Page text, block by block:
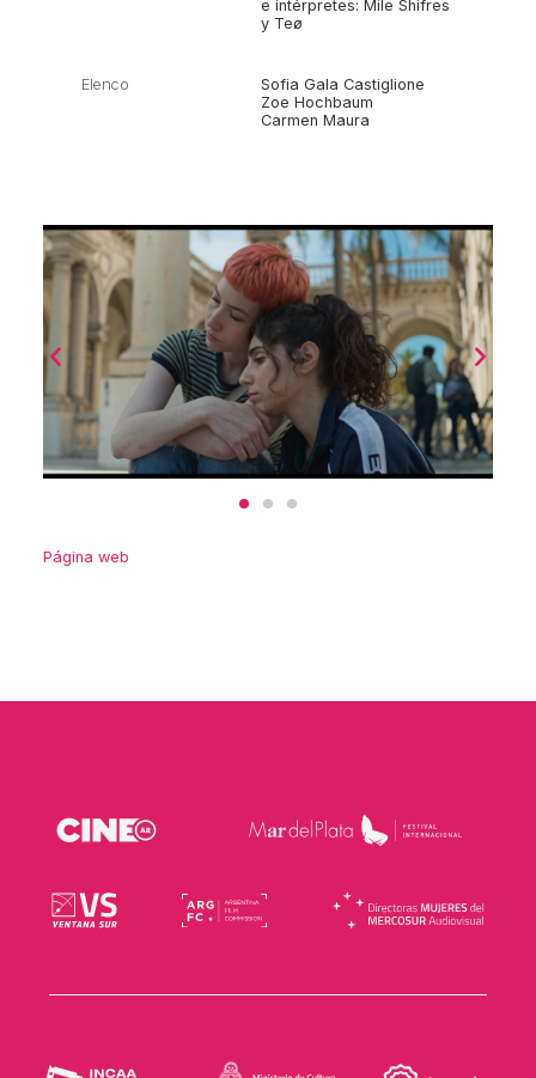
e intérpretes: Mile Shifres
y Teø
Elenco
Sofia Gala Castiglione
Zoe Hochbaum
Carmen Maura
Página web